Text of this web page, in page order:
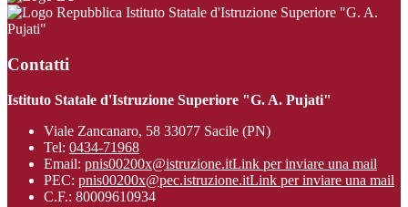
Istituto Statale d'Istruzione Superiore "G. A.
Pujati"
Contatti
Istituto Statale d'Istruzione Superiore "G. A. Pujati"
Viale Zancanaro, 58 33077 Sacile (PN)
Tel: 0434-71968
Email: pnis00200x@istruzione.itLink per inviare una mail
PEC: pnis00200x@pec.istruzione.itLink per inviare una mail
C.F.: 80009610934